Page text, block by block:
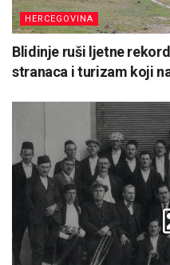
HERCEGOVINA
Blidinje ruši ljetne
stranaca i turizam koji